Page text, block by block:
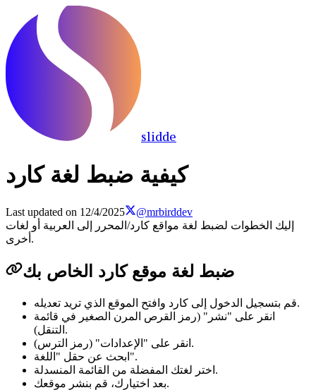
slidde
كيفية ضبط لغة كارد
Last updated on 12/4/2025
@mrbirddev
إليك الخطوات لضبط لغة مواقع كارد/المحرر إلى العربية أو لغات
أخرى.
ضبط لغة موقع كارد الخاص بك
قم بتسجيل الدخول إلى كارد وافتح الموقع الذي تريد تعديله.
انقر على "نشر" (رمز القرص المرن الصغير في قائمة
التنقل).
انقر على "الإعدادات" (رمز الترس).
ابحث عن حقل "اللغة".
اختر لغتك المفضلة من القائمة المنسدلة.
بعد اختيارك، قم بنشر موقعك.